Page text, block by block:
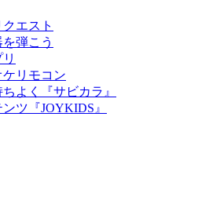
エスト
弾こう
リモコン
よく『サビカラ』
ツ『JOYKIDS』